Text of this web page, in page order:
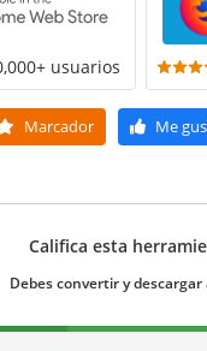
usuarios
Marcador Me
Califica esta
Debes convertir y